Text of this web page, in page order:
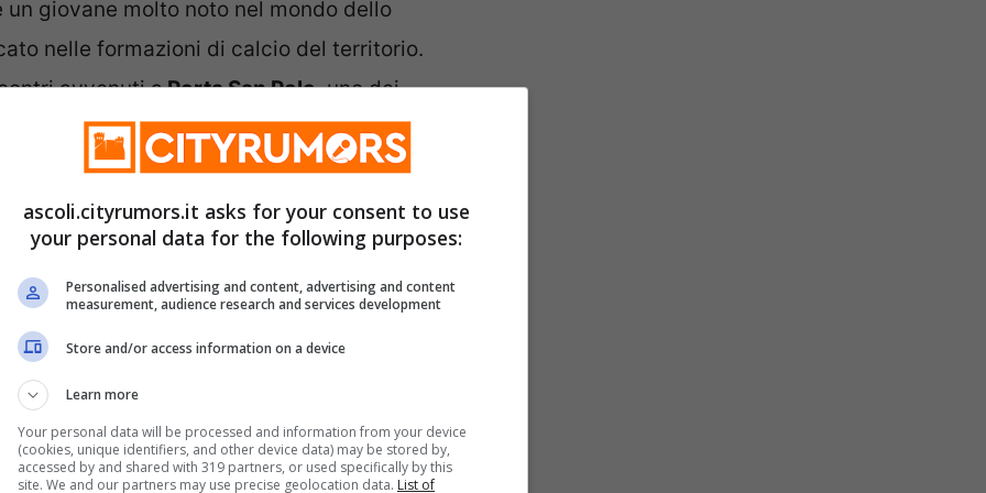
giovane molto noto nel mondo dello
nelle formazioni di calcio del territorio.
avvenuti aPorta San Polo, uno dei
tra imanifestantie leforze dell’ordine
per un processo per direttissima
abbia partecipato o meno
sia finito nel posto sbagliato e nel
capire la sorella che sui social ha
successo.
del giovane
ascoli.cityrumors.it asks for your consent to use
your personal data for the following purposes:
Personalised advertising and content, advertising and content
measurement, audience research and services development
Store and/or access information on a device
Learn more
Your personal data will be processed and information from your device
(cookies, unique identifiers, and other device data) may be stored by,
accessed by and shared with 319 partners, or used specifically by this
site. We and our partners may use precise geolocation data. List of